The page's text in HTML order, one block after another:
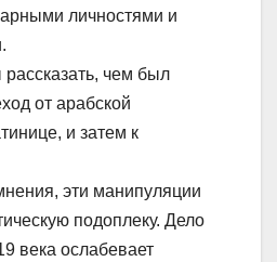
личностями и
чем был
от арабской
и затем к
эти манипуляции
подоплеку. Дело
века ослабевает